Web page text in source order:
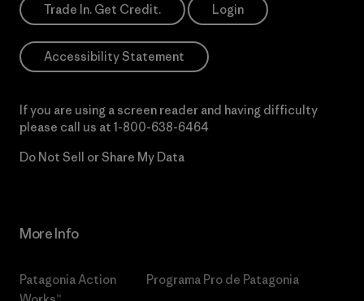
Trade In. Get Credit. Login
Accessibility Statement
If you are using a screen reader and having difficulty
please call us at 1-800-638-6464
Do Not Sell or Share My Data
More Info
Patagonia Action
Programa Pro de Patagonia